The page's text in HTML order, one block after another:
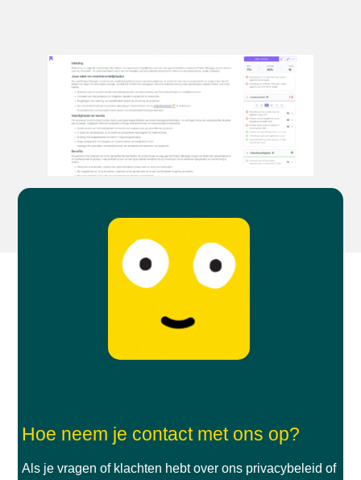
Hoe neem je contact met ons op?
Als je vragen of klachten hebt over ons privacybeleid of